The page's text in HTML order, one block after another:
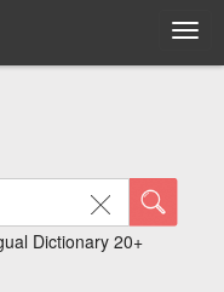
Dictionary 20+